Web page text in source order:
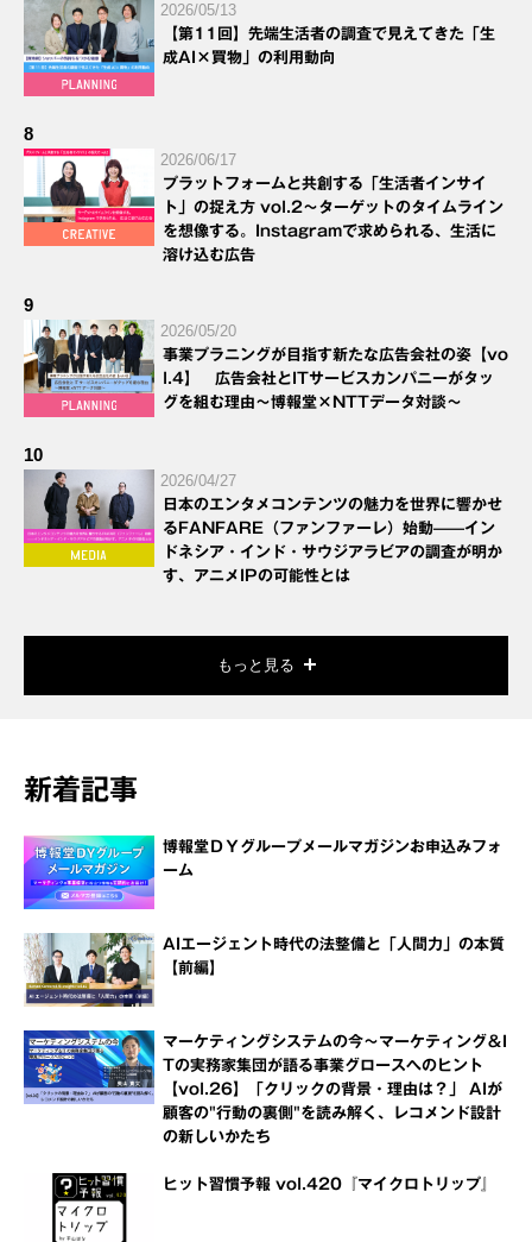
2026/05/13
【第11回】先端生活者の調査で見えてきた「生
成AI×買物」の利用動向
8
2026/06/17
プラットフォームと共創する「生活者インサイ
ト」の捉え方 vol.2～ターゲットのタイムライン
を想像する。Instagramで求められる、生活に
溶け込む広告
9
2026/05/20
事業プラニングが目指す新たな広告会社の姿【vo
l.4】 広告会社とITサービスカンパニーがタッ
グを組む理由～博報堂×NTTデータ対談～
10
2026/04/27
日本のエンタメコンテンツの魅力を世界に響かせ
るFANFARE（ファンファーレ）始動——イン
ドネシア・インド・サウジアラビアの調査が明か
す、アニメIPの可能性とは
もっと見る
新着記事
博報堂ＤＹグループメールマガジンお申込みフォ
ーム
AIエージェント時代の法整備と「人間力」の本質
【前編】
マーケティングシステムの今～マーケティング＆I
Tの実務家集団が語る事業グロースへのヒント
【vol.26】「クリックの背景・理由は？」 AIが
顧客の"行動の裏側"を読み解く、レコメンド設計
の新しいかたち
ヒット習慣予報 vol.420『マイクロトリップ』